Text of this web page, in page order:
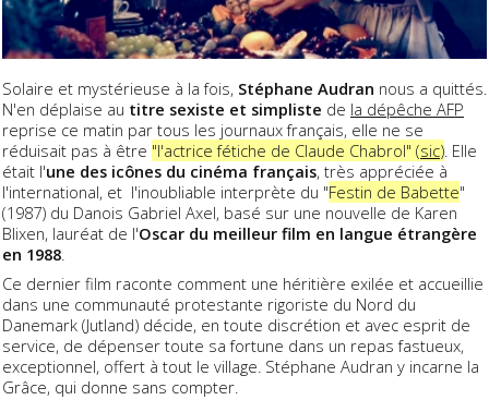
Solaire et mystérieuse à la fois, Stéphane Audran nous a quittés.
N'en déplaise au titre sexiste et simpliste de la dépêche AFP
reprise ce matin par tous les journaux français, elle ne se
réduisait pas à être "l'actrice fétiche de Claude Chabrol" (sic). Elle
était l'une des icônes du cinéma français, très appréciée à
l'international, et l'inoubliable interprète du "Festin de Babette"
(1987) du Danois Gabriel Axel, basé sur une nouvelle de Karen
Blixen, lauréat de l'Oscar du meilleur film en langue étrangère
en 1988.
Ce dernier film raconte comment une héritière exilée et accueillie
dans une communauté protestante rigoriste du Nord du
Danemark (Jutland) décide, en toute discrétion et avec esprit de
service, de dépenser toute sa fortune dans un repas fastueux,
exceptionnel, offert à tout le village. Stéphane Audran y incarne la
Grâce, qui donne sans compter.